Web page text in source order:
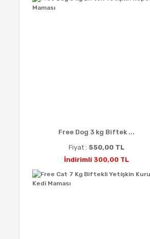
Free Dog 3 kg Biftek ...
Fiyat : 550,00 TL
İndirimli 300,00 TL